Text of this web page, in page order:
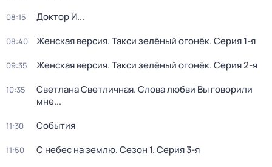
08:15 Доктор И...
08:40 Женская версия. Такси зелёный огонёк. Серия 1-я
09:35 Женская версия. Такси зелёный огонёк. Серия 2-я
10:35
Светлана Светличная. Слова любви Вы говорили
мне...
11:30 События
11:50 С небес на землю. Сезон 1. Серия 3-я